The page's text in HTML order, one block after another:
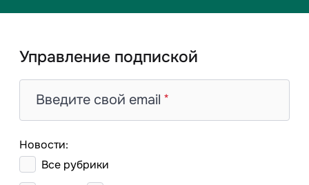
Управление подпиской
Введите свой email
Новости:
Все рубрики